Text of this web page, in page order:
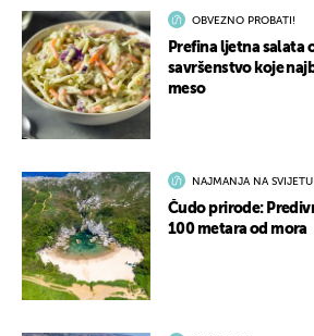
OBVEZNO PROBATI!
Prefina ljetna salata
savršenstvo koje
meso
NAJMANJA NA SVIJETU
Čudo prirode:
100 metara od mora